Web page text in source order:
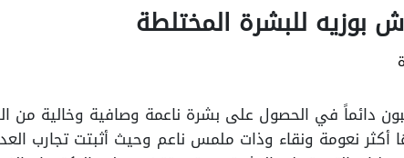
للبشرة المختلطة
دائماً في الحصول على بشرة ناعمة وصافية وخالية من
نعومة ونقاء وذات ملمس ناعم وحيث أثبتت تجارب